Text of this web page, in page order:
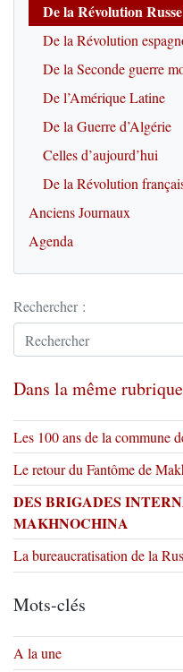
De la Révolution Russe
De la Révolution
De la Seconde guerre
De l’Amérique Latine
De la Guerre d’Algérie
Celles d’aujourd’hui
De la Révolution
Anciens Journaux
Agenda
Rechercher :
Dans la même rubrique
Les 100 ans de la commune
Le retour du Fantôme de
DES BRIGADES
MAKHNOCHINA
La bureaucratisation de la
Mots-clés
A la une